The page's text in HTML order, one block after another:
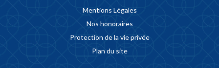
Mentions Légales
Nos honoraires
Protection de la vie privée
Plan du site